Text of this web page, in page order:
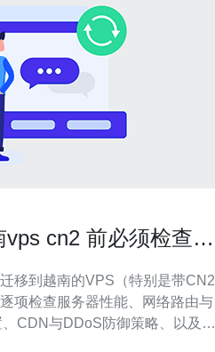
vps cn2 前必须检查的
移到越南的VPS（特别是带CN2
项检查服务器性能、网络路由与
CDN与DDoS防御策略、以及越